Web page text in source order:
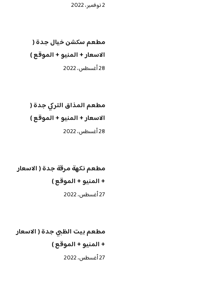
2 نوفمبر، 2022
مطعم سكشن خيال جدة (
الاسعار + المنيو + الموقع )
28 أغسطس، 2022
مطعم المذاق التركي جدة (
الاسعار + المنيو + الموقع )
28 أغسطس، 2022
مطعم نكهة مرقة جدة ( الاسعار
+ المنيو + الموقع )
27 أغسطس، 2022
مطعم بيت الظبي جدة ( الاسعار
+ المنيو + الموقع )
27 أغسطس، 2022